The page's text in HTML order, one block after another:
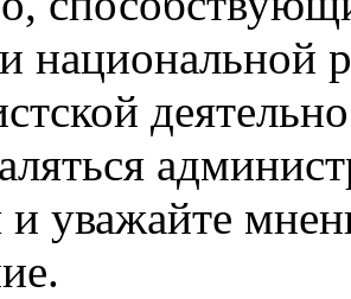
национальной
уважайте